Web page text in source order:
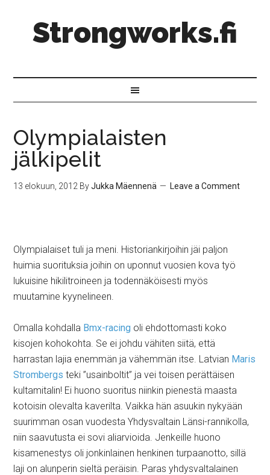
Strongworks.fi
Olympialaisten
jälkipelit
13 elokuun, 2012 ByJukka Mäennenä Leave a Comment
Olympialaiset tuli ja meni. Historiankirjoihin jäi paljon
huimia suorituksia joihin on uponnut vuosien kova työ
lukuisine hikilitroineen ja todennäköisesti myös
muutamine kyynelineen.
Omalla kohdalla Bmx-racing oli ehdottomasti koko
kisojen kohokohta. Se ei johdu vähiten siitä, että
harrastan lajia enemmän ja vähemmän itse. Latvian Maris
Strombergs teki ”usainboltit” ja vei toisen perättäisen
kultamitalin! Ei huono suoritus niinkin pienestä maasta
kotoisin olevalta kaverilta. Vaikka hän asuukin nykyään
suurimman osan vuodesta Yhdysvaltain Länsi-rannikolla,
niin saavutusta ei sovi aliarvioida. Jenkeille huono
kisamenestys oli jonkinlainen henkinen turpaanotto, sillä
laji on alunperin sieltä peräisin. Paras yhdysvaltalainen